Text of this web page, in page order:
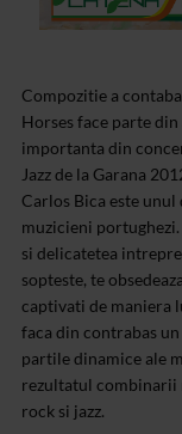
Compozitie a
Horses face parte
importanta din
Jazz de la Garana
Carlos Bica este
muzicieni
si delicatetea
sopteste, te
captivati de maniera
faca din contrabas
partile dinamice ale
rezultatul combinarii
rock si jazz.